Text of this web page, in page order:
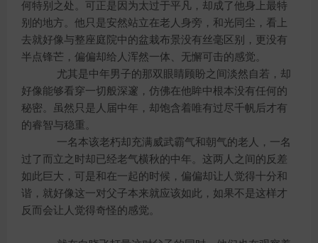
何特别之处。可正是因为太过于平凡，却成了他身上最特
别的地方。他只是安然站立在老人身旁，和光同尘，看上
去就好像与整座庭院中的盆栽布景没有丝毫区别，更没有
半点锋芒，偏偏却给人浑然一体、无懈可击的感觉。
尤其是中年男子的那双眼睛顾盼之间淡然自若，却
好像能够看穿一切般深邃，仿佛在他眸中根本没有任何的
秘密。虽然只是人届中年，却饱含着唯有过尽千帆后才有
的睿智与稳重。
一名本该老朽却充满威武霸气和朝气的老人，一名
过了而立之时却已经老气横秋的中年。这两人之间的反差
如此巨大，可是和在一起的时候，偏偏却让人觉得十分和
谐，就好像这一对父子本来就应该如此，如果不是这样才
反而会让人觉得奇怪的感觉。